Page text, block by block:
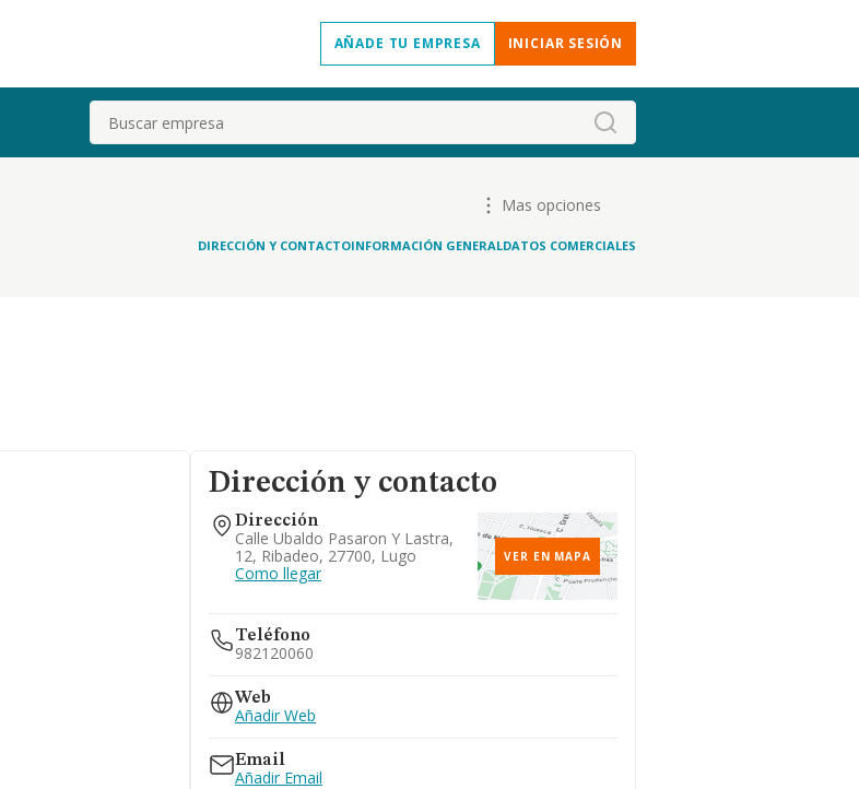
AÑADE TU EMPRESA INICIAR SESIÓN
Buscar
Mas opciones
DIRECCIÓN Y CONTACTOINFORMACIÓN GENERALDATOS COMERCIALES
Dirección y contacto
Dirección
Calle Ubaldo Pasaron Y Lastra,
12, Ribadeo, 27700, Lugo
Como llegar
VER EN MAPA
Teléfono
982120060
Web
Añadir Web
Email
Añadir Email